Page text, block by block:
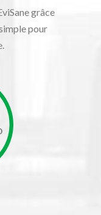
grâce
pour